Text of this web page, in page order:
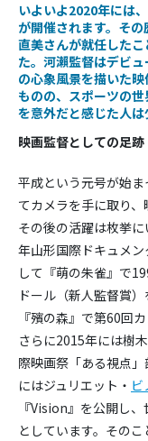
いよいよ2020年には
が開催されます。そ
直美さんが就任した
た。河瀨監督はデビ
の心象風景を描いた
ものの、スポーツの
を意外だと感じた人は
映画監督としての足跡
平成という元号が始
てカメラを手に取り、
その後の活躍は枚挙
年山形国際ドキュメ
して『萌の朱雀』で
ドール（新人監督賞
『殯の森』で第60回
さらに2015年には樹
際映画祭「ある視点
にはジュリエット・ ビ
『Vision』を公開し
としています。その